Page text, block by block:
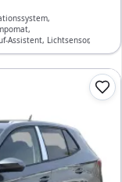
Assistent, Lichtsensor,